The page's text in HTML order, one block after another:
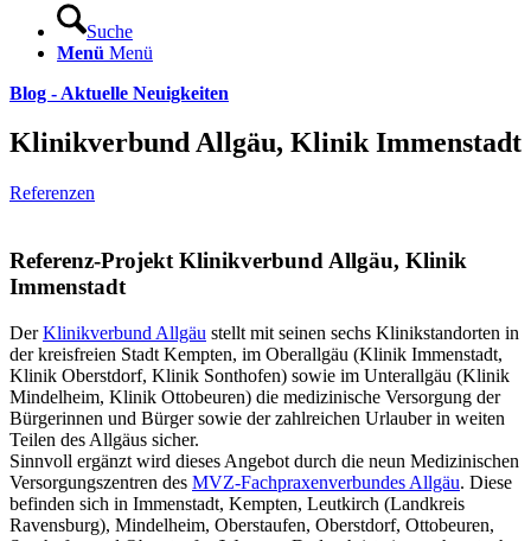
Suche
Menü Menü
Blog - Aktuelle Neuigkeiten
Klinikverbund Allgäu, Klinik Immenstadt
Referenzen
Referenz-Projekt Klinikverbund Allgäu, Klinik
Immenstadt
DerKlinikverbund Allgäu stellt mit seinen sechs Klinikstandorten in
der kreisfreien Stadt Kempten, im Oberallgäu (Klinik Immenstadt,
Klinik Oberstdorf, Klinik Sonthofen) sowie im Unterallgäu (Klinik
Mindelheim, Klinik Ottobeuren) die medizinische Versorgung der
Bürgerinnen und Bürger sowie der zahlreichen Urlauber in weiten
Teilen des Allgäus sicher.
Sinnvoll ergänzt wird dieses Angebot durch die neun Medizinischen
Versorgungszentren des MVZ-Fachpraxenverbundes Allgäu. Diese
befinden sich in Immenstadt, Kempten, Leutkirch (Landkreis
Ravensburg), Mindelheim, Oberstaufen, Oberstdorf, Ottobeuren,